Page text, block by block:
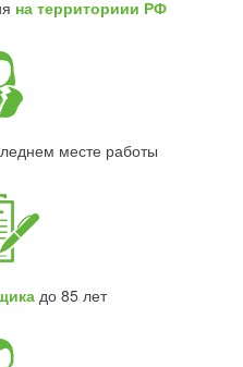
на территориии РФ
месте работы
до 85 лет